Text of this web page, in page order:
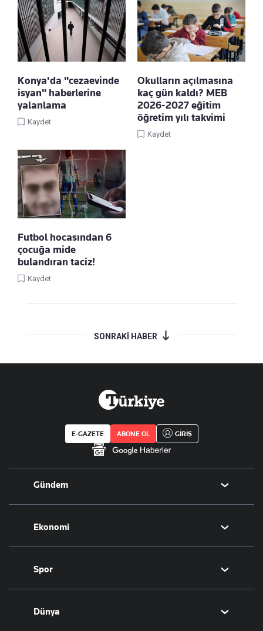
Konya'da "cezaevinde
isyan" haberlerine
yalanlama
Kaydet
Okulların açılmasına
kaç gün kaldı? MEB
2026-2027 eğitim
öğretim yılı takvimi
Kaydet
Futbol hocasından 6
çocuğa mide
bulandıran taciz!
Kaydet
SONRAKİ HABER
E-GAZETE ABONE OL GİRİŞ
Gündem
Politika
Eğitim
Ekonomi
Borsa
Altın
Döviz
Hisse Senedi
Spor
Futbol
Puan Durumu
Dünya